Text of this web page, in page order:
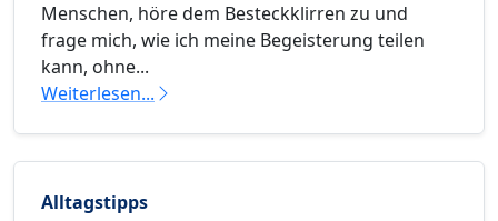
Menschen, höre dem Besteckklirren zu und
frage mich, wie ich meine Begeisterung teilen
kann, ohne...
Weiterlesen...
Alltagstipps